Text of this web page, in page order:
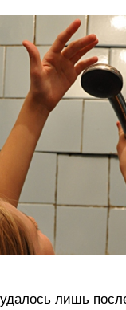
лишь